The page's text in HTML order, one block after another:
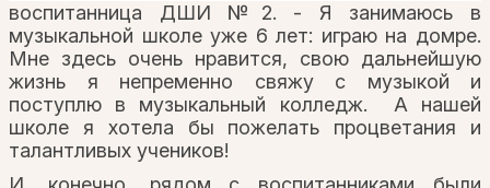
воспитанница ДШИ №2. - Я занимаюсь в
музыкальной школе уже 6 лет: играю на домре.
Мне здесь очень нравится, свою дальнейшую
жизнь я непременно свяжу с музыкой и
поступлю в музыкальный колледж. А нашей
школе я хотела бы пожелать процветания и
талантливых учеников!